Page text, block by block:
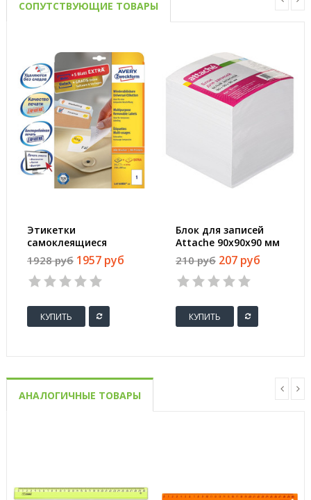
СОПУТСТВУЮЩИЕ ТОВАРЫ
Этикетки
самоклеящиеся
Avery Zweckform
удаляемые белые
210x297 мм (1 штука
листов, артикул
производителя
L4735REV-25)
1928 руб 1957 руб
КУПИТЬ
Блок для записей
Attache 90x90x90 мм
белый (плотность
80-100 г/кв.м)
210 руб 207 руб
КУПИТЬ
АНАЛОГИЧНЫЕ ТОВАРЫ